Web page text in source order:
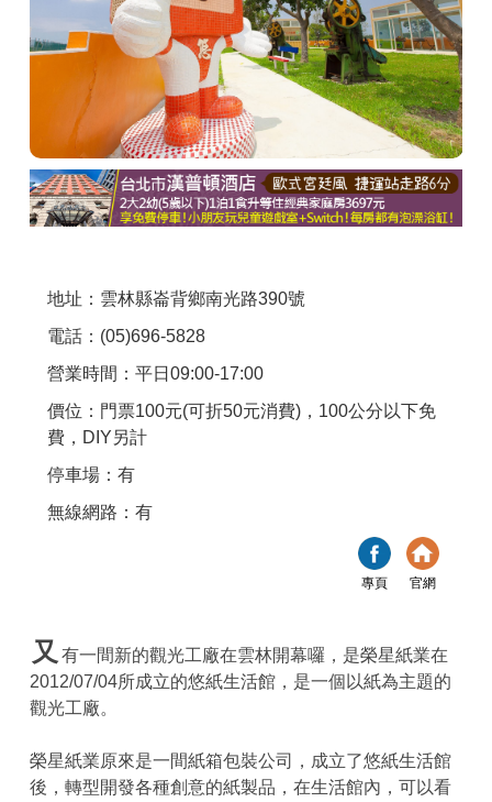
討論區
聯絡我們
APP下載
地址：雲林縣崙背鄉南光路390號
電話：(05)696-5828
營業時間：平日09:00-17:00
價位：門票100元(可折50元消費)，100公分以下免
費，DIY另計
停車場：有
無線網路：有
專頁 官網
又 有一間新的觀光工廠在雲林開幕囉，是榮星紙業在
2012/07/04所成立的悠紙生活館，是一個以紙為主題的
觀光工廠。
榮星紙業原來是一間紙箱包裝公司，成立了悠紙生活館
後，轉型開發各種創意的紙製品，在生活館內，可以看